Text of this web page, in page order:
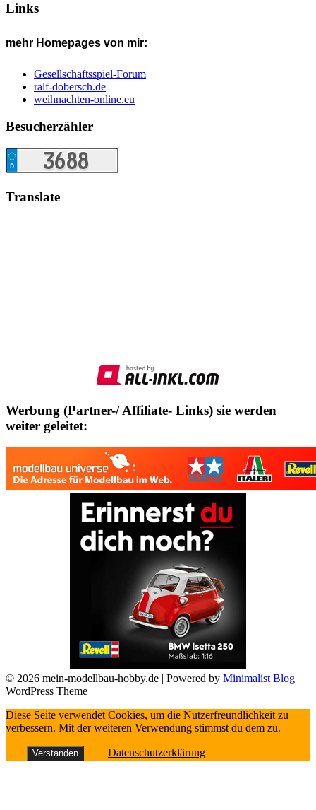
Links
mehr Homepages von mir:
Gesellschaftsspiel-Forum
ralf-dobersch.de
weihnachten-online.eu
Besucherzähler
Translate
Werbung (Partner-/ Affiliate- Links) sie werden
weiter geleitet:
© 2026 mein-modellbau-hobby.de | Powered by Minimalist Blog
WordPress Theme
Diese Seite verwendet Cookies, um die Nutzerfreundlichkeit zu
verbessern. Mit der weiteren Verwendung stimmst du dem zu.
Verstanden Datenschutzerklärung